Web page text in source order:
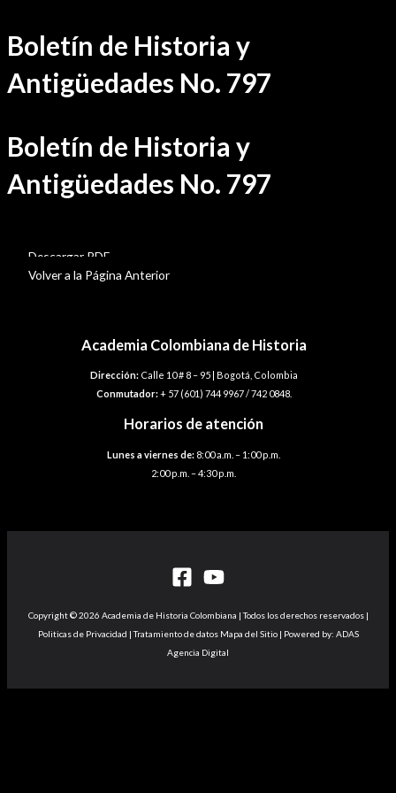
Ir
al
contenido
Boletín de Historia y
Antigüedades No. 797
Boletín de Historia y
Antigüedades No. 797
Descargar PDF
Volver a la Página Anterior
Academia Colombiana de Historia
Dirección:Calle 10 # 8 – 95 | Bogotá, Colombia
Conmutador:+ 57 (601) 744 9967 / 742 0848.
Horarios de atención
Lunes a viernes de: 8:00 a.m. – 1:00 p.m.
2:00 p.m. – 4:30 p.m.
Copyright © 2026 Academia de Historia Colombiana | Todos los derechos reservados |
Politicas de Privacidad | Tratamiento de datos Mapa del Sitio | Powered by: ADAS
Agencia Digital